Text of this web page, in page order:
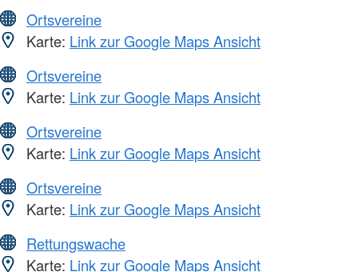
Ortsvereine
Karte: Link zur Google Maps Ansicht
Ortsvereine
Karte: Link zur Google Maps Ansicht
Ortsvereine
Karte: Link zur Google Maps Ansicht
Ortsvereine
Karte: Link zur Google Maps Ansicht
Rettungswache
Karte: Link zur Google Maps Ansicht